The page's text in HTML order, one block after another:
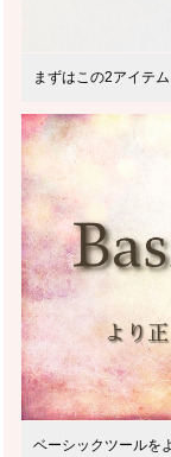
まずはこの2アイテ
ベーシックツールを